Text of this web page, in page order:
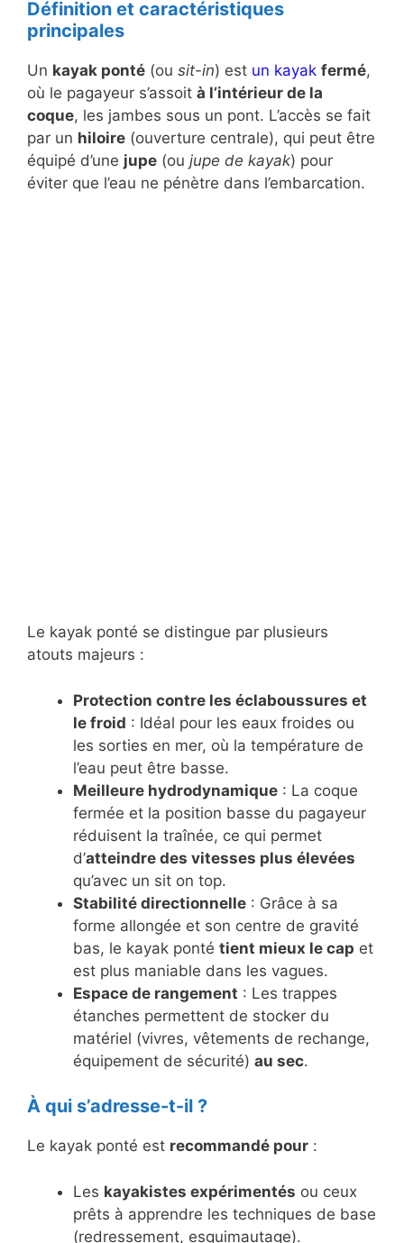
Définition et caractéristiques
principales
Un kayak ponté (ou sit-in) est un kayak fermé,
où le pagayeur s’assoit à l’intérieur de la
coque, les jambes sous un pont. L’accès se fait
par un hiloire (ouverture centrale), qui peut être
équipé d’une jupe (ou jupe de kayak) pour
éviter que l’eau ne pénètre dans l’embarcation.
Le kayak ponté se distingue par plusieurs
atouts majeurs :
Protection contre les éclaboussures et
le froid : Idéal pour les eaux froides ou
les sorties en mer, où la température de
l’eau peut être basse.
Meilleure hydrodynamique : La coque
fermée et la position basse du pagayeur
réduisent la traînée, ce qui permet
d’atteindre des vitesses plus élevées
qu’avec un sit on top.
Stabilité directionnelle : Grâce à sa
forme allongée et son centre de gravité
bas, le kayak ponté tient mieux le cap et
est plus maniable dans les vagues.
Espace de rangement : Les trappes
étanches permettent de stocker du
matériel (vivres, vêtements de rechange,
équipement de sécurité) au sec.
À qui s’adresse-t-il ?
Le kayak ponté est recommandé pour :
Les kayakistes expérimentés ou ceux
prêts à apprendre les techniques de base
(redressement, esquimautage).